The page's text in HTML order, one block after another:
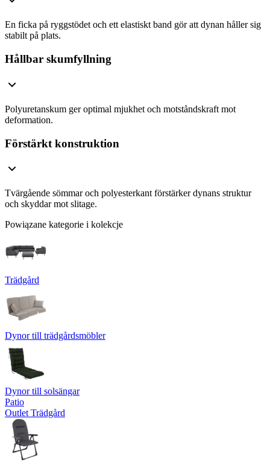
En ficka på ryggstödet och ett elastiskt band gör att dynan håller sig
stabilt på plats.
Hållbar skumfyllning
Polyuretanskum ger optimal mjukhet och motståndskraft mot
deformation.
Förstärkt konstruktion
Tvärgående sömmar och polyesterkant förstärker dynans struktur
och skyddar mot slitage.
Powiązane kategorie i kolekcje
Trädgård
Dynor till trädgårdsmöbler
Dynor till solsängar
Patio
Outlet Trädgård